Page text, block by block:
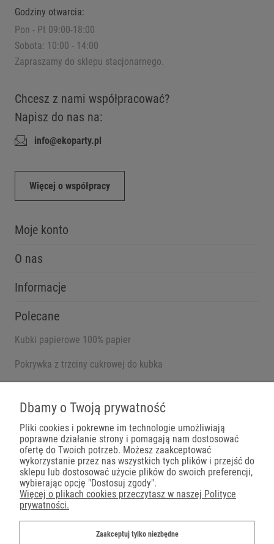
Godziny otwarcia:
Pon - Pt 09:00-18:00
Sobota: 10:00 - 14:00
Zapraszamy do sklepu stacjonarnego.
Chcesz z nami współpracować?
Napisz do nas na:
info@ekoparty.pl
Więcej o współpracy
Moje konto
O nas
Informacje
Polecane
Kubki papierowe 100% papier
Pokrywka z trzciny cukrowej do kubka
Płatności
Dostawa
Dbamy o Twoją prywatność
Pliki cookies i pokrewne im technologie umożliwiają
poprawne działanie strony i pomagają nam dostosować
ofertę do Twoich potrzeb. Możesz zaakceptować
wykorzystanie przez nas wszystkich tych plików i przejść do
sklepu lub dostosować użycie plików do swoich preferencji,
wybierając opcję "Dostosuj zgody".
Więcej o plikach cookies przeczytasz w naszej Polityce
prywatności.
Zaakceptuj tylko niezbędne